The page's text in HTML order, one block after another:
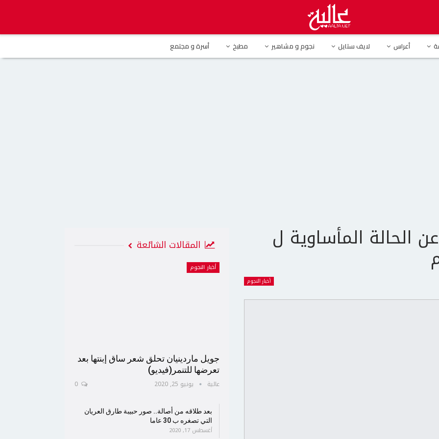
أعراس لايف ستايل نجوم و مشاهير مطبخ أسرة و مجتمع
عن الحالة المأساوية ل دنيا وإيمي سمير غانم
المأساوية ل
أخبار النجوم
المقالات الشائعة
أخبار النجوم
جويل ماردينيان تحلق شعر ساق إبنتها بعد
تعرضها للتنمر(فيديو)
عالية يونيو 25, 2020
بعد طلاقه من أصالة.. صور حبيبة طارق العريان
التي تصغره ب 30 عاما
أغسطس 17, 2020